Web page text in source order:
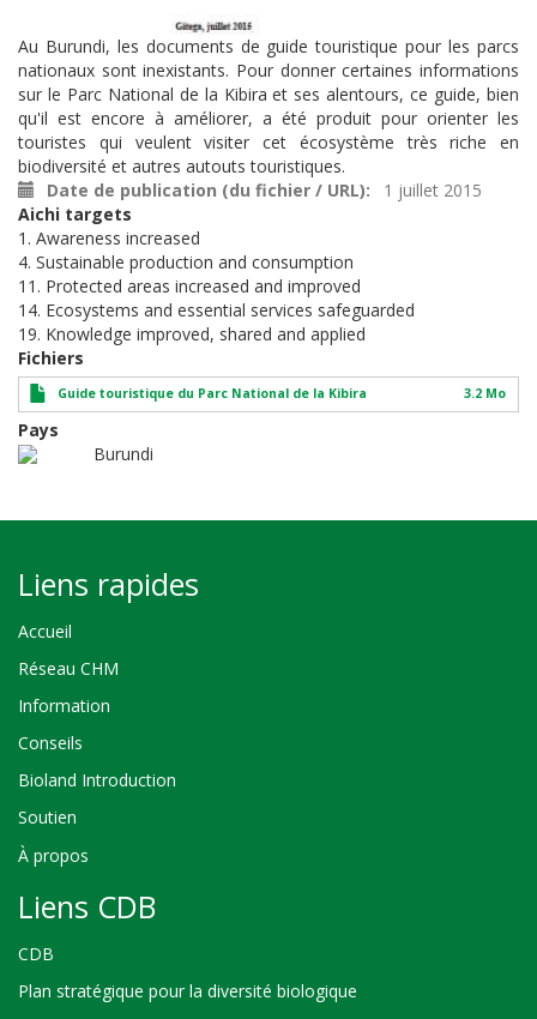
Au Burundi, les documents de guide touristique pour les parcs
nationaux sont inexistants. Pour donner certaines informations
sur le Parc National de la Kibira et ses alentours, ce guide, bien
qu'il est encore à améliorer, a été produit pour orienter les
touristes qui veulent visiter cet écosystème très riche en
biodiversité et autres autouts touristiques.
Date de publication (du fichier / URL)
1 juillet 2015
Aichi targets
1. Awareness increased
4. Sustainable production and consumption
11. Protected areas increased and improved
14. Ecosystems and essential services safeguarded
19. Knowledge improved, shared and applied
Fichiers
Guide touristique du Parc National de la Kibira 3.2 Mo
Pays
Burundi
Liens rapides
Accueil
Réseau CHM
Information
Conseils
Bioland Introduction
Soutien
À propos
Liens CDB
CDB
Plan stratégique pour la diversité biologique